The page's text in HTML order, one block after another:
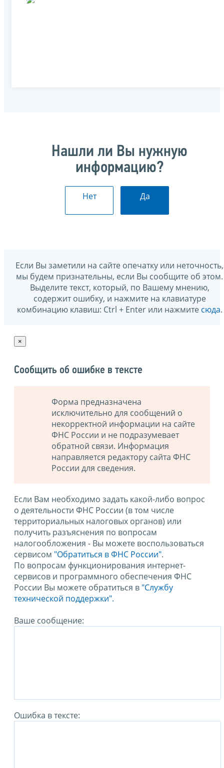
Нашли ли Вы нужную
информацию?
Нет Да
Если Вы заметили на сайте опечатку или неточность,
мы будем признательны, если Вы сообщите об этом.
Выделите текст, который, по Вашему мнению,
содержит ошибку, и нажмите на клавиатуре
комбинацию клавиш: Ctrl + Enter или нажмите сюда.
×
Сообщить об ошибке в тексте
Форма предназначена
исключительно для сообщений о
некорректной информации на сайте
ФНС России и не подразумевает
обратной связи. Информация
направляется редактору сайта ФНС
России для сведения.
Если Вам необходимо задать какой-либо вопрос
о деятельности ФНС России (в том числе
территориальных налоговых органов) или
получить разъяснения по вопросам
налогообложения - Вы можете воспользоваться
сервисом "Обратиться в ФНС России".
По вопросам функционирования интернет-
сервисов и программного обеспечения ФНС
России Вы можете обратиться в "Службу
технической поддержки".
Ваше сообщение:
Ошибка в тексте: